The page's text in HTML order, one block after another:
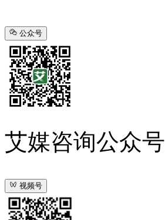
公众号
艾媒咨询公众号
视频号